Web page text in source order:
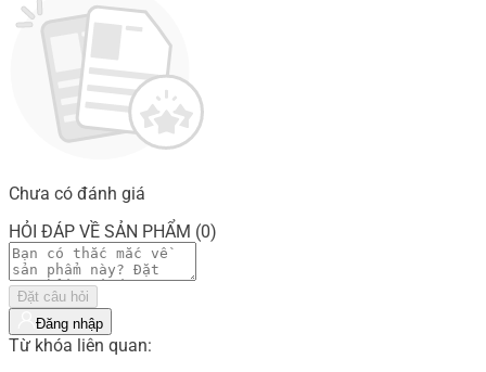
Chưa có đánh giá
HỎI ĐÁP VỀ SẢN PHẨM (0)
Đặt câu hỏi
Đăng nhập
Từ khóa liên quan: